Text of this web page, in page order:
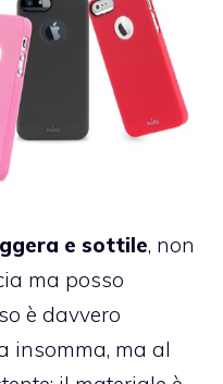
e sottile, non
ma posso
è davvero
insomma, ma al